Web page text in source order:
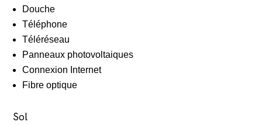
Douche
Téléphone
Téléréseau
Panneaux photovoltaiques
Connexion Internet
Fibre optique
Sol